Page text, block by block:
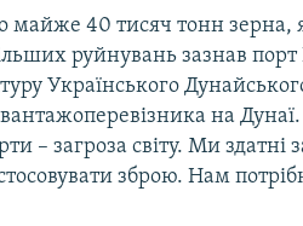
40 тисяч тонн зерна,
руйнувань зазнав
Українського
на
– загроза світу. Ми
зброю. Нам